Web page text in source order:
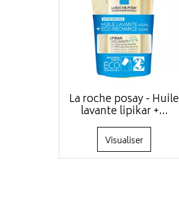
La roche posay - Huile
lavante lipikar +...
Visualiser